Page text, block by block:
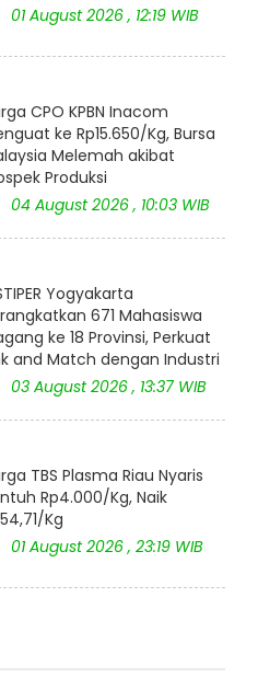
01 August 2026 , 12:19 WIB
CPO KPBN Inacom
ke Rp15.650/Kg, Bursa
Melemah akibat
Produksi
04 August 2026 , 10:03 WIB
Yogyakarta
671 Mahasiswa
ke 18 Provinsi, Perkuat
and Match dengan Industri
03 August 2026 , 13:37 WIB
TBS Plasma Riau Nyaris
Rp4.000/Kg, Naik
Kg
01 August 2026 , 23:19 WIB